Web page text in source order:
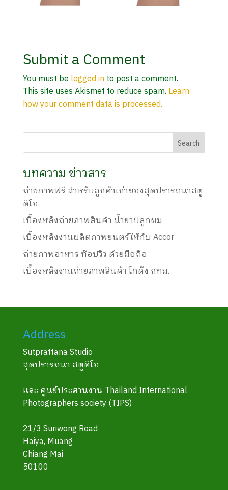
Submit a Comment
You must be logged into post a comment.
This site uses Akismet to reduce spam. Learn
how your comment data is processed.
บทความ ข่าวสาร
ถ่ายภาพฟรี สำหรับลูกค้าเก่าของสุดปรารถนาสตู
ดิโอ
เบื้องหลังถ่ายภาพสินค้า น้ำยาปลูกผม
เบื้องหลังงานผลิตภาพยนตร์ให้กับ Accor
ถ่ายภาพอาหาร ท๊อปวิว ด้วยมือถือ
เบื้องหลังงานถ่ายภาพสินค้า โกดัง กทม.
Address
Sutprattana Studio
สุดปรารถนา สตูดิโอ
และ ศูนย์ประสานงาน Thailand International
Photographers society (TIPS)
21/3 Suriwong Road
Haiya, Muang
Chiang Mai
50100